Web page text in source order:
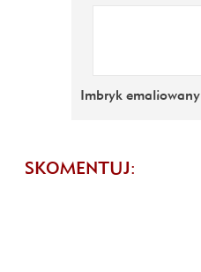
Imbryk emaliowany
SKOMENTUJ: